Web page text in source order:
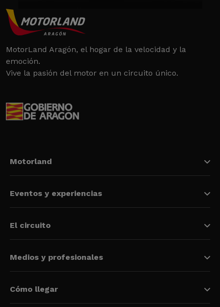
MotorLand Aragón, el hogar de la velocidad y la
emoción.
Vive la pasión del motor en un circuito único.
Motorland
Eventos y experiencias
El circuito
Medios y profesionales
Cómo llegar